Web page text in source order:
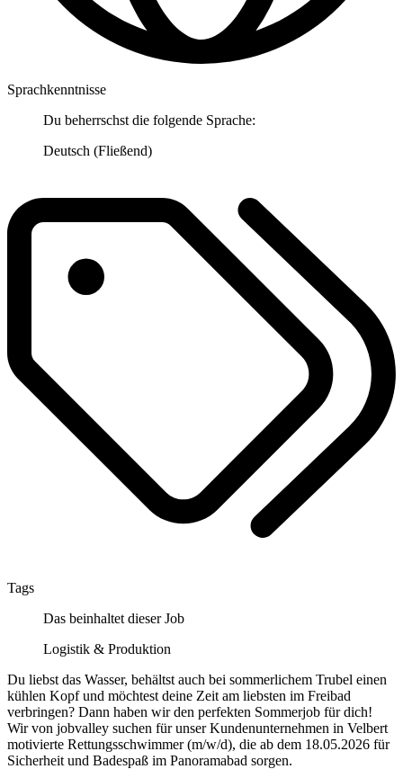
Sprachkenntnisse
Du beherrschst die folgende Sprache:
Deutsch (Fließend)
Tags
Das beinhaltet dieser Job
Logistik & Produktion
Du liebst das Wasser, behältst auch bei sommerlichem Trubel einen
kühlen Kopf und möchtest deine Zeit am liebsten im Freibad
verbringen? Dann haben wir den perfekten Sommerjob für dich!
Wir von jobvalley suchen für unser Kundenunternehmen in Velbert
motivierte Rettungsschwimmer (m/w/d), die ab dem 18.05.2026 für
Sicherheit und Badespaß im Panoramabad sorgen.